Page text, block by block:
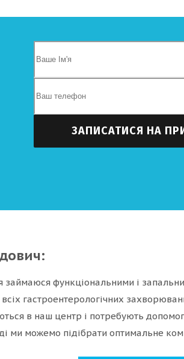
займаюся функціональними і
гастроентерологічних
в наш центр і потребують
ми можемо підібрати оптимальне